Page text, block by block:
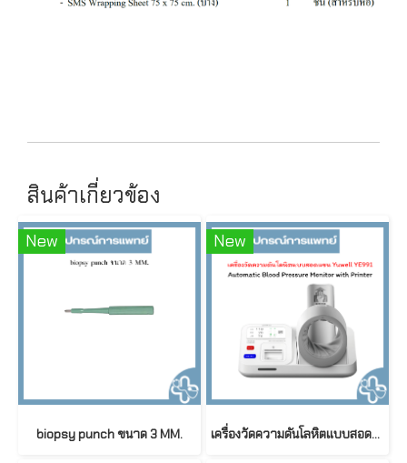
สินค้าเกี่ยวข้อง
New
biopsy punch ขนาด 3 MM.
New
เครื่องวัดความดันโลหิตแบบสอดแขน Yuwell YE991 | Automatic Blood Pressure Monitor with Printer